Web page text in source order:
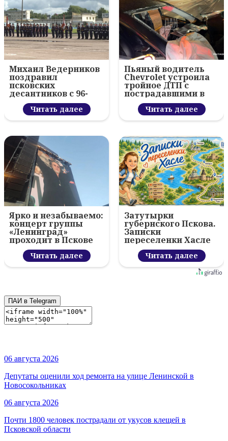
Михаил Ведерников
поздравил
псковских
десантников с 96-
летием ВДВ и
вручил награды
Читать далее
Пьяный водитель
Chevrolet устроила
тройное ДТП с
пострадавшими в
Пскове
Читать далее
Ярко и незабываемо:
концерт группы
«Ленинград»
проходит в Пскове
Читать далее
Затутырки
губернского Пскова.
Записки
переселенки Хасле
Читать далее
ПАИ в Telegram
06 августа 2026
Депутаты оценили ход ремонта на улице Ленинской в
Новосокольниках
06 августа 2026
Почти 1800 человек пострадали от укусов клещей в
Псковской области